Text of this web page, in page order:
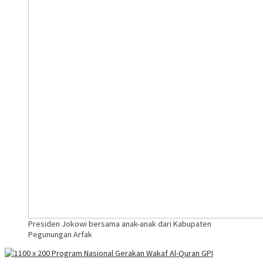
Presiden Jokowi bersama anak-anak dari Kabupaten
Pegunungan Arfak